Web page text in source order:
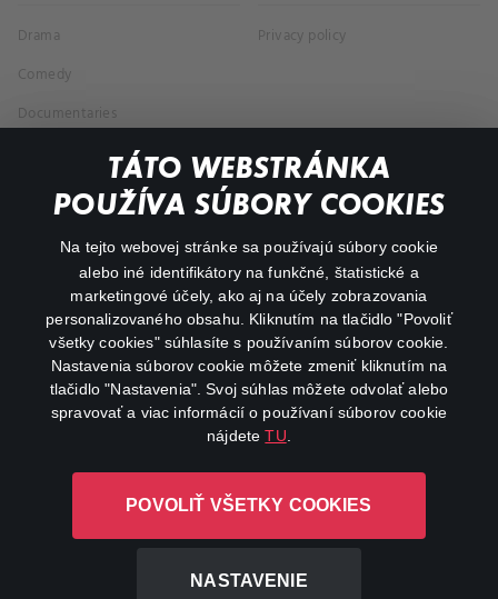
TÁTO WEBSTRÁNKA
POUŽÍVA SÚBORY COOKIES
Na tejto webovej stránke sa používajú súbory cookie
alebo iné identifikátory na funkčné, štatistické a
marketingové účely, ako aj na účely zobrazovania
personalizovaného obsahu. Kliknutím na tlačidlo "Povoliť
všetky cookies" súhlasíte s používaním súborov cookie.
Nastavenia súborov cookie môžete zmeniť kliknutím na
tlačidlo "Nastavenia". Svoj súhlas môžete odvolať alebo
spravovať a viac informácií o používaní súborov cookie
nájdeteTU
POVOLIŤ VŠETKY COOKIES
NASTAVENIE
Drama
Comedy
Documentaries
Privacy policy
My profile
Important links
Canal+ Luxembourg S. à r.l. so sídlom Rue Albert Borschette 4,